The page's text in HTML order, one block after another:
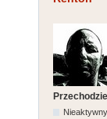
Nieaktywny